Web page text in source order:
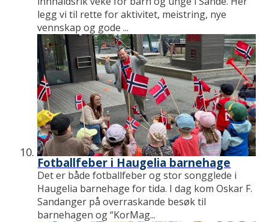
legg vi til rette for aktivitet, meistring, nye
vennskap og gode ...
Fotballfeber i Haugelia barnehage
Det er både fotballfeber og stor songglede i
Haugelia barnehage for tida. I dag kom Oskar F.
Sandanger på overraskande besøk til
barnehagen og “KorMag...